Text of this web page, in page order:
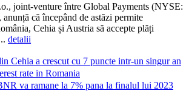
joint-venture între Global Payments (NYSE:
că începând de astăzi permite
Cehia și Austria să accepte plăți
detalii
Cehia a crescut cu 7 puncte intr-un singur an
rate in Romania
va ramane la 7% pana la finalul lui 2023